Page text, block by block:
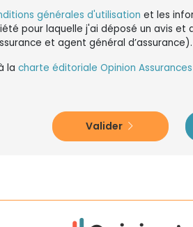
générales d'utilisation et les
pour laquelle j'ai déposé un avis
et agent général d’assurance).
la charte éditoriale Opinion Assurances
Valider